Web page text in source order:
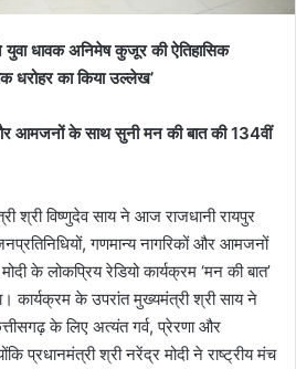
युवा धावक अनिमेष कुजूर की ऐतिहासिक
धरोहर का किया उल्लेख’
आमजनों के साथ सुनी मन की बात की 134वीं
श्री विष्णुदेव साय ने आज राजधानी रायपुर
गणमान्य नागरिकों और आमजनों
के लोकप्रिय रेडियो कार्यक्रम ‘मन की बात’
कार्यक्रम के उपरांत मुख्यमंत्री श्री साय ने
के लिए अत्यंत गर्व, प्रेरणा और
प्रधानमंत्री श्री नरेंद्र मोदी ने राष्ट्रीय मंच